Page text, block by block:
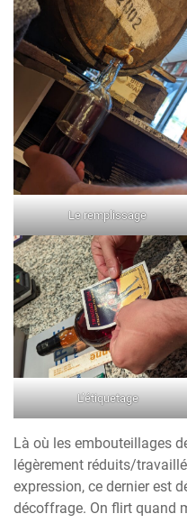
Le remplissage
L’étiquetage
Là où les embouteillages
légèrement réduits/
expression, ce dernier est
décoffrage. On flirt quand